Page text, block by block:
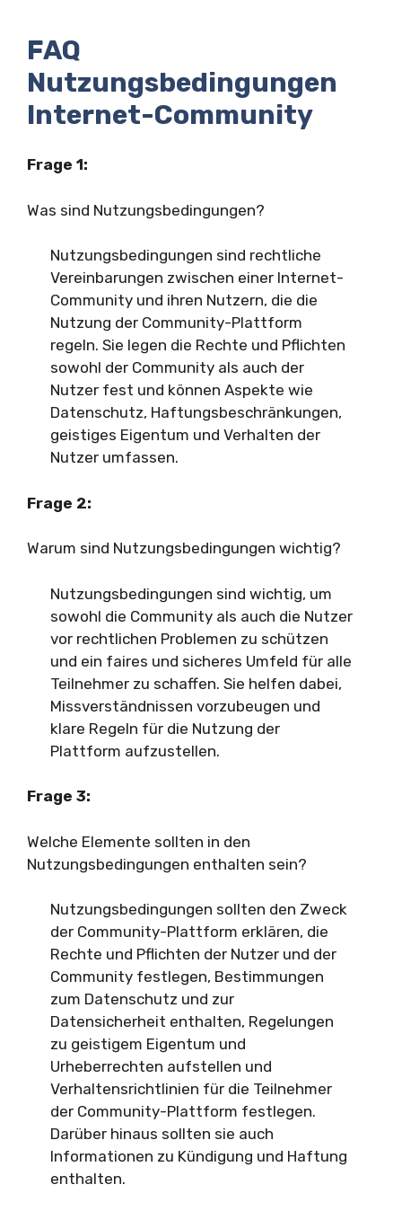
FAQ
Nutzungsbedingungen
Internet-Community
Frage 1:
Was sind Nutzungsbedingungen?
Nutzungsbedingungen sind rechtliche
Vereinbarungen zwischen einer Internet-
Community und ihren Nutzern, die die
Nutzung der Community-Plattform
regeln. Sie legen die Rechte und Pflichten
sowohl der Community als auch der
Nutzer fest und können Aspekte wie
Datenschutz, Haftungsbeschränkungen,
geistiges Eigentum und Verhalten der
Nutzer umfassen.
Frage 2:
Warum sind Nutzungsbedingungen wichtig?
Nutzungsbedingungen sind wichtig, um
sowohl die Community als auch die Nutzer
vor rechtlichen Problemen zu schützen
und ein faires und sicheres Umfeld für alle
Teilnehmer zu schaffen. Sie helfen dabei,
Missverständnissen vorzubeugen und
klare Regeln für die Nutzung der
Plattform aufzustellen.
Frage 3:
Welche Elemente sollten in den
Nutzungsbedingungen enthalten sein?
Nutzungsbedingungen sollten den Zweck
der Community-Plattform erklären, die
Rechte und Pflichten der Nutzer und der
Community festlegen, Bestimmungen
zum Datenschutz und zur
Datensicherheit enthalten, Regelungen
zu geistigem Eigentum und
Urheberrechten aufstellen und
Verhaltensrichtlinien für die Teilnehmer
der Community-Plattform festlegen.
Darüber hinaus sollten sie auch
Informationen zu Kündigung und Haftung
enthalten.